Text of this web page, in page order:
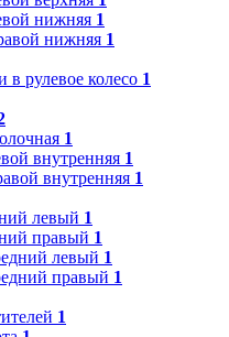
нижняя 1
нижняя 1
в рулевое колесо 1
1
внутренняя 1
внутренняя 1
левый 1
правый 1
левый 1
правый 1
1